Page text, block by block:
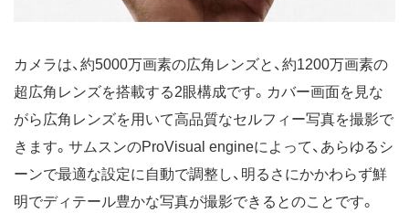
カメラは、約5000万画素の広角レンズと、約1200万画素の
超広角レンズを搭載する2眼構成です。カバー画面を見な
がら広角レンズを用いて高品質なセルフィー写真を撮影で
きます。サムスンのProVisual engineによって、あらゆるシ
ーンで最適な設定に自動で調整し、明るさにかかわらず鮮
明でディテール豊かな写真が撮影できるとのことです。